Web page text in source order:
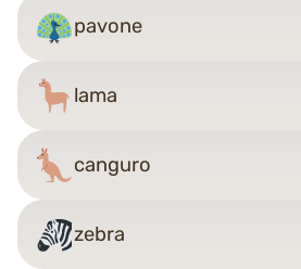
pavone
lama
canguro
zebra